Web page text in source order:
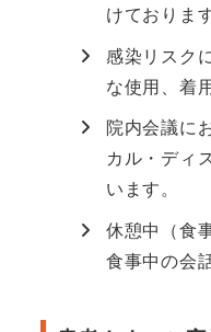
けております
感染リスク
な使用、着
院内会議に
カル・ディ
います。
休憩中（食
食事中の会